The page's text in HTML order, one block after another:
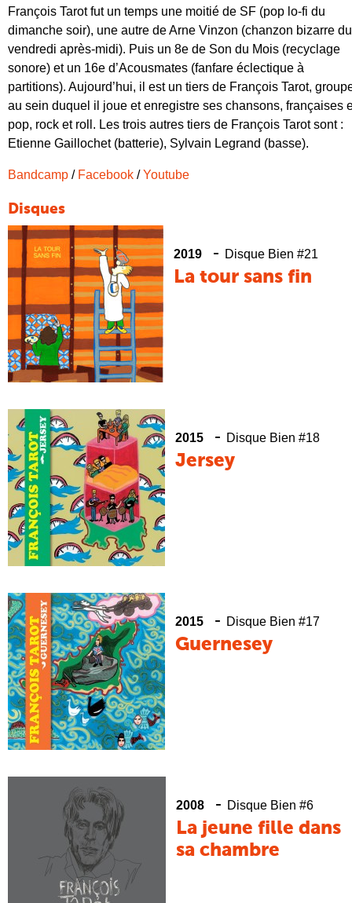
François Tarot fut un temps une moitié de SF (pop lo-fi du
dimanche soir), une autre de Arne Vinzon (chanzon bizarre du
vendredi après-midi). Puis un 8e de Son du Mois (recyclage
sonore) et un 16e d’Acousmates (fanfare éclectique à
partitions). Aujourd’hui, il est un tiers de François Tarot,
au sein duquel il joue et enregistre ses chansons, françaises
pop, rock et roll. Les trois autres tiers de François Tarot sont :
Etienne Gaillochet (batterie), Sylvain Legrand (basse).
Bandcamp / Facebook /Youtube
Disques
2019 - Disque Bien #21
La tour sans fin
2015 - Disque Bien #18
Jersey
2015 - Disque Bien #17
Guernesey
2008 - Disque Bien #6
La jeune fille dans
sa chambre